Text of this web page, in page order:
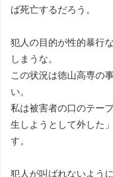
ば死亡するだろう。
犯人の目的が性的暴行
しまうな。
この状況は徳山高専の
い。
私は被害者の口のテー
生しようとして外した
す。
犯人が叫ばれないよう